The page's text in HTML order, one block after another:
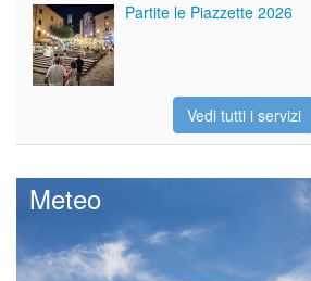
Partite le Piazzette 2026
Vedi tutti i servizi
Meteo